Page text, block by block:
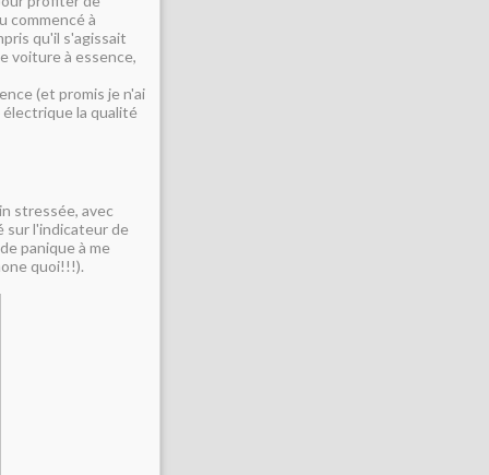
commencé à
qu'il s'agissait
voiture à essence,
(et promis je n'ai
la qualité
stressée, avec
sur l'indicateur de
panique à me
quoi!!!).